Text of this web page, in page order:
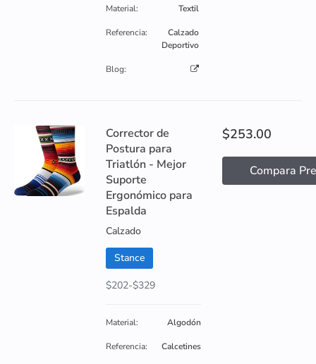
Material: Textil
Referencia:
Calzado
Deportivo
Blog:
Corrector de
Postura para
Triatlón - Mejor
Suporte
Ergonómico para
Espalda
Calzado
Stance
$202-$329
Material: Algodón
Referencia: Calcetines
$253.00
Compara